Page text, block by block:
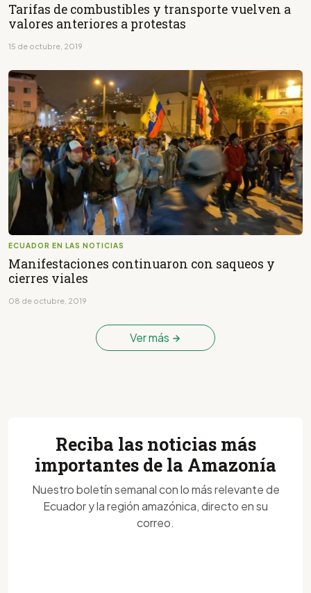
Tarifas de combustibles y transporte vuelven a
valores anteriores a protestas
15 de octubre, 2019
ECUADOR EN LAS NOTICIAS
Manifestaciones continuaron con saqueos y
cierres viales
08 de octubre, 2019
Ver más
Reciba las noticias más
importantes de la Amazonía
Nuestro boletín semanal con lo más relevante de
Ecuador y la región amazónica, directo en su
correo.